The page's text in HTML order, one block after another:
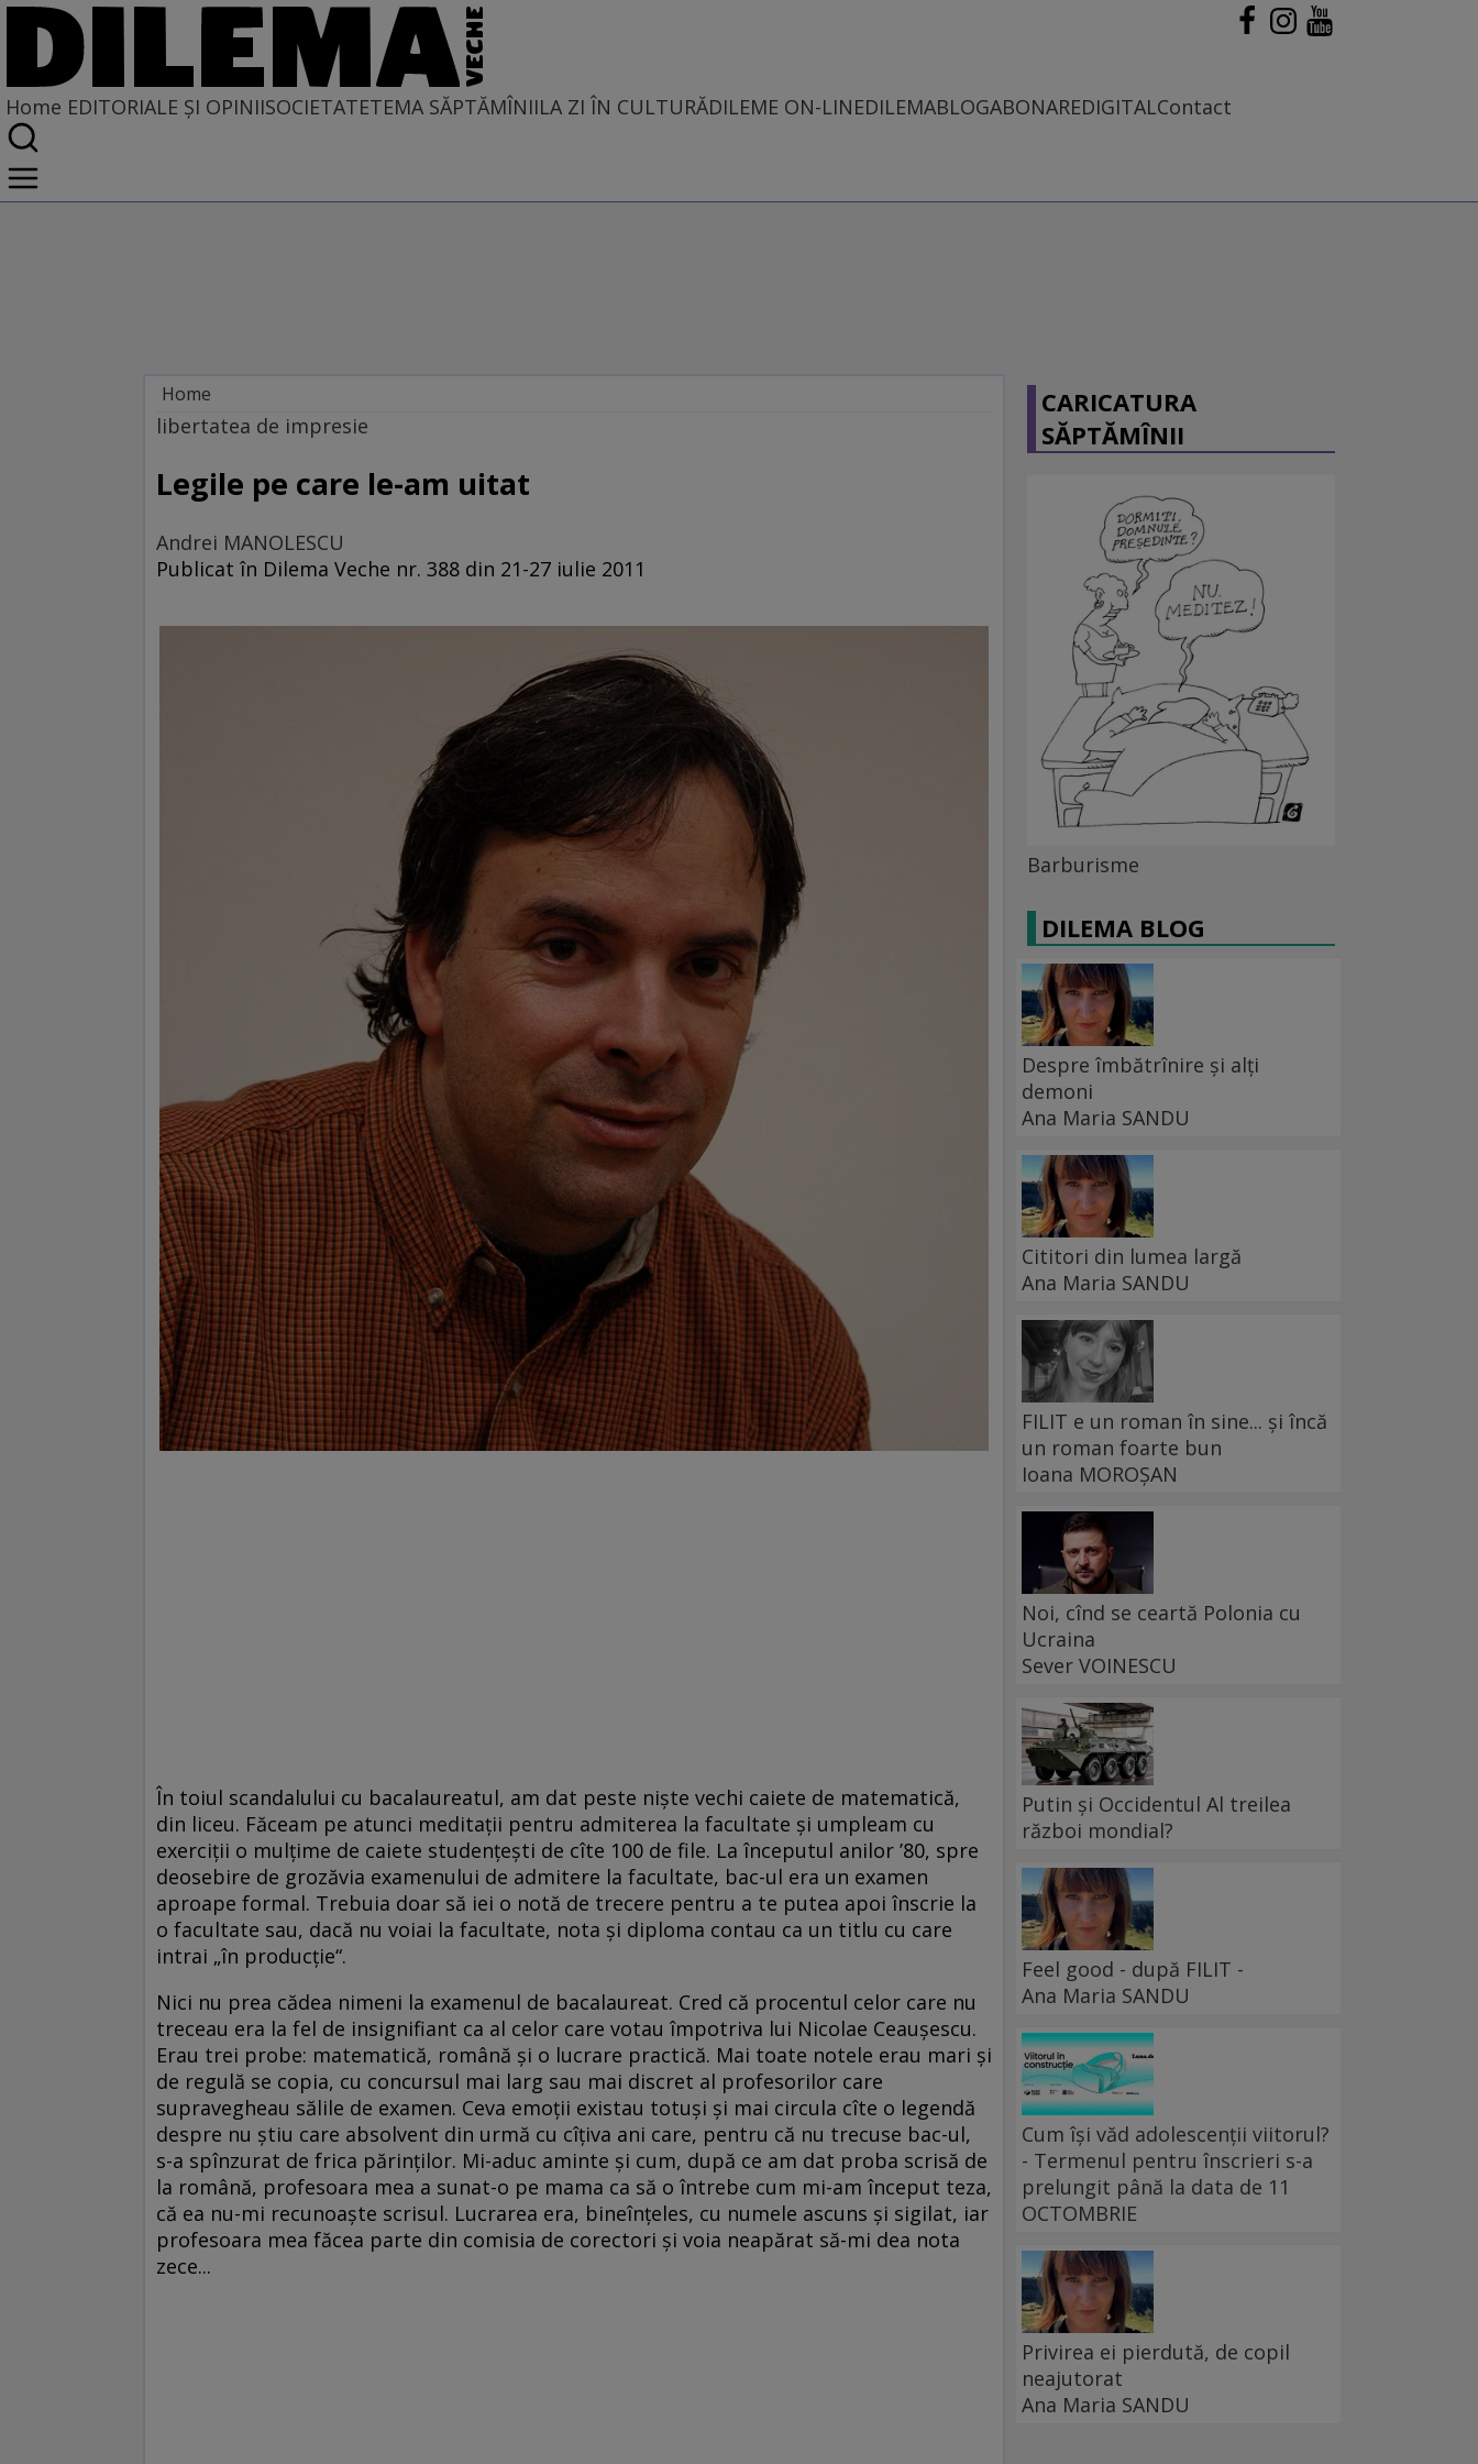
Home EDITORIALE ȘI OPINIISOCIETATETEMA SĂPTĂMÎNIILA ZI ÎN CULTURĂDILEME ON-LINEDILEMABLOGABONAREDIGITALContact
Home
EDITORIALE ȘI OPINII
libertatea de impresie
Legile pe care le-am uitat
Andrei MANOLESCU
Publicat în Dilema Veche nr. 388 din 21-27 iulie 2011
În toiul scandalului cu bacalaureatul, am dat peste nişte vechi caiete de matematică,
din liceu. Făceam pe atunci meditaţii pentru admiterea la facultate şi umpleam cu
exerciţii o mulţime de caiete studenţeşti de cîte 100 de file. La începutul anilor ’80, spre
deosebire de grozăvia examenului de admitere la facultate, bac-ul era un examen
aproape formal. Trebuia doar să iei o notă de trecere pentru a te putea apoi înscrie la
o facultate sau, dacă nu voiai la facultate, nota şi diploma contau ca un titlu cu care
intrai „în producţie“.
Nici nu prea cădea nimeni la examenul de bacalaureat. Cred că procentul celor care nu
treceau era la fel de insignifiant ca al celor care votau împotriva lui Nicolae Ceauşescu.
Erau trei probe: matematică, română şi o lucrare practică. Mai toate notele erau mari şi
de regulă se copia, cu concursul mai larg sau mai discret al profesorilor care
supravegheau sălile de examen. Ceva emoţii existau totuşi şi mai circula cîte o legendă
despre nu ştiu care absolvent din urmă cu cîţiva ani care, pentru că nu trecuse bac-ul,
s-a spînzurat de frica părinţilor. Mi-aduc aminte şi cum, după ce am dat proba scrisă de
la română, profesoara mea a sunat-o pe mama ca să o întrebe cum mi-am început teza,
că ea nu-mi recunoaşte scrisul. Lucrarea era, bineînţeles, cu numele ascuns şi sigilat, iar
profesoara mea făcea parte din comisia de corectori şi voia neapărat să-mi dea nota
zece...
CARICATURA
SĂPTĂMÎNII
Barburisme
DILEMA BLOG
Despre îmbătrînire și alți
demoni
Ana Maria SANDU
Cititori din lumea largă
Ana Maria SANDU
FILIT e un roman în sine... și încă
un roman foarte bun
Ioana MOROȘAN
Noi, cînd se ceartă Polonia cu
Ucraina
Sever VOINESCU
Putin și Occidentul Al treilea
război mondial?
Feel good - după FILIT -
Ana Maria SANDU
Cum își văd adolescenții viitorul?
- Termenul pentru înscrieri s-a
prelungit până la data de 11
OCTOMBRIE
Privirea ei pierdută, de copil
neajutorat
Ana Maria SANDU